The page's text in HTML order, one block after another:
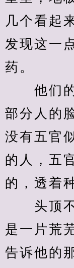
几个看起
发现这一
药。
他们的
部分人的
没有五官
的人，五
的，透着
头顶不
是一片荒
告诉他的